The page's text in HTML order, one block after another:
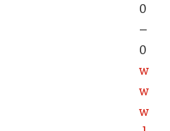
0
–
0
w
w
w